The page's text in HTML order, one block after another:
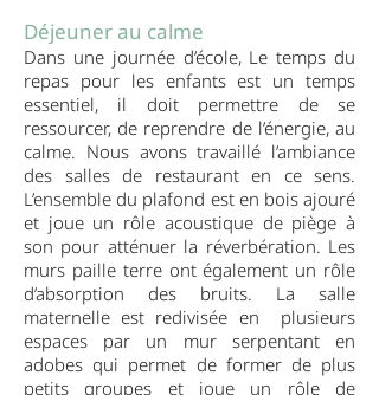
Déjeuner au calme
Dans une journée d’école, Le temps du
repas pour les enfants est un temps
essentiel, il doit permettre de se
ressourcer, de reprendre de l’énergie, au
calme. Nous avons travaillé l’ambiance
des salles de restaurant en ce sens.
L’ensemble du plafond est en bois ajouré
et joue un rôle acoustique de piège à
son pour atténuer la réverbération. Les
murs paille terre ont également un rôle
d’absorption des bruits. La salle
maternelle est redivisée en plusieurs
espaces par un mur serpentant en
adobes qui permet de former de plus
petits groupes et joue un rôle de